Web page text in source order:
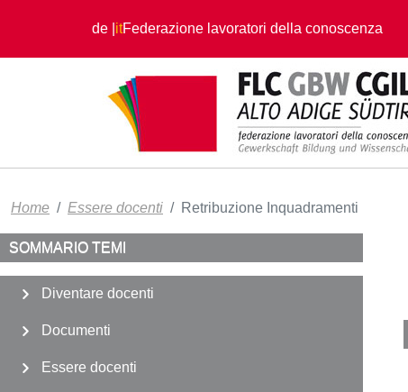
de itFederazione lavoratori della conoscenza
Home Essere docenti Retribuzione Inquadramenti
SOMMARIO TEMI
Diventare docenti
Documenti
Essere docenti